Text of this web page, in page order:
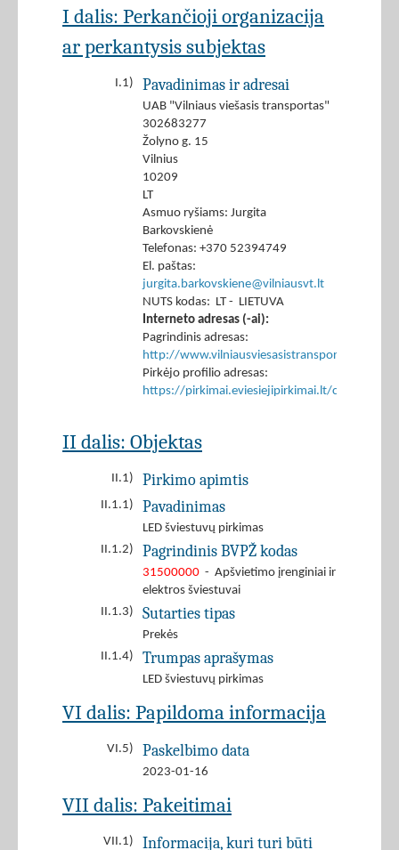
I dalis: Perkančioji organizacija
ar perkantysis subjektas
I.1) Pavadinimas ir adresai
UAB "Vilniaus viešasis transportas"
302683277
Žolyno g. 15
Vilnius
10209
LT
Asmuo ryšiams: Jurgita
Barkovskienė
Telefonas: +370 52394749
El. paštas:
jurgita.barkovskiene@vilniausvt.lt
NUTS kodas: LT - LIETUVA
Interneto adresas (-ai):
Pagrindinis adresas:
http://www.vilniausviesasistransportas.lt
Pirkėjo profilio adresas:
https://pirkimai.eviesiejipirkimai.lt/ctm/
II dalis: Objektas
II.1) Pirkimo apimtis
II.1.1) Pavadinimas
LED šviestuvų pirkimas
II.1.2)
Pagrindinis BVPŽ kodas
31500000 - Apšvietimo įrenginiai ir
elektros šviestuvai
II.1.3)
Sutarties tipas
Prekės
II.1.4)
Trumpas aprašymas
LED šviestuvų pirkimas
VI dalis: Papildoma informacija
VI.5) Paskelbimo data
2023-01-16
VII dalis: Pakeitimai
VII.1) Informacija, kuri turi būti